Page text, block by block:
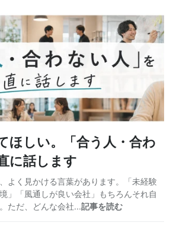
ほしい。「合う人・合わ
に話します
よく見かける言葉があります。「未経験
」「風通しが良い会社」もちろんそれ自
ただ、どんな会社...記事を読む